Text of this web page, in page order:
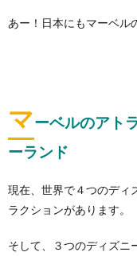
あー！日本にもマーベル
マーベルのアト
ーランド
現在、世界で４つのディ
ラクションがあります。
そして、３つのディズニ